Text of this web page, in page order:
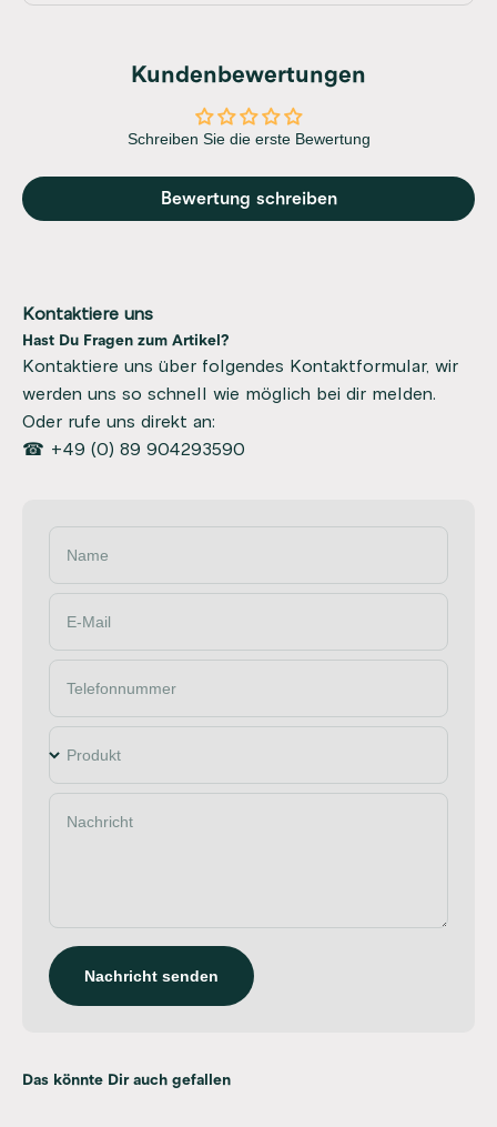
Kundenbewertungen
Schreiben Sie die erste Bewertung
Bewertung schreiben
Kontaktiere uns
Hast Du Fragen zum Artikel?
Kontaktiere uns über folgendes Kontaktformular, wir
werden uns so schnell wie möglich bei dir melden.
Oder rufe uns direkt an:
☎ +49 (0) 89 904293590
Name
E-Mail
Telefonnummer
Produkt
Nachricht
Nachricht senden